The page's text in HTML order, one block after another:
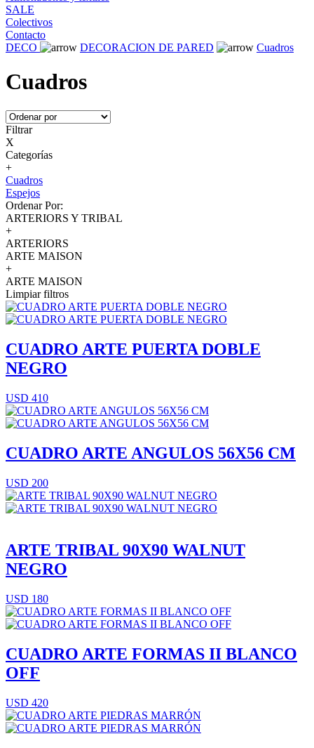
SALE
Colectivos
Contacto
DECO
DECORACION DE PARED Cuadros
Cuadros
Filtrar
X
Categorías
+
Cuadros
Espejos
Ordenar Por:
ARTERIORS Y TRIBAL
+
ARTERIORS
ARTE MAISON
+
ARTE MAISON
Limpiar filtros
CUADRO ARTE PUERTA DOBLE
NEGRO
USD 410
CUADRO ARTE ANGULOS 56X56 CM
USD 200
ARTE TRIBAL 90X90 WALNUT
NEGRO
USD 180
CUADRO ARTE FORMAS II BLANCO
OFF
USD 420